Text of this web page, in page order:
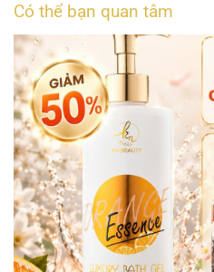
Có thể bạn quan tâm